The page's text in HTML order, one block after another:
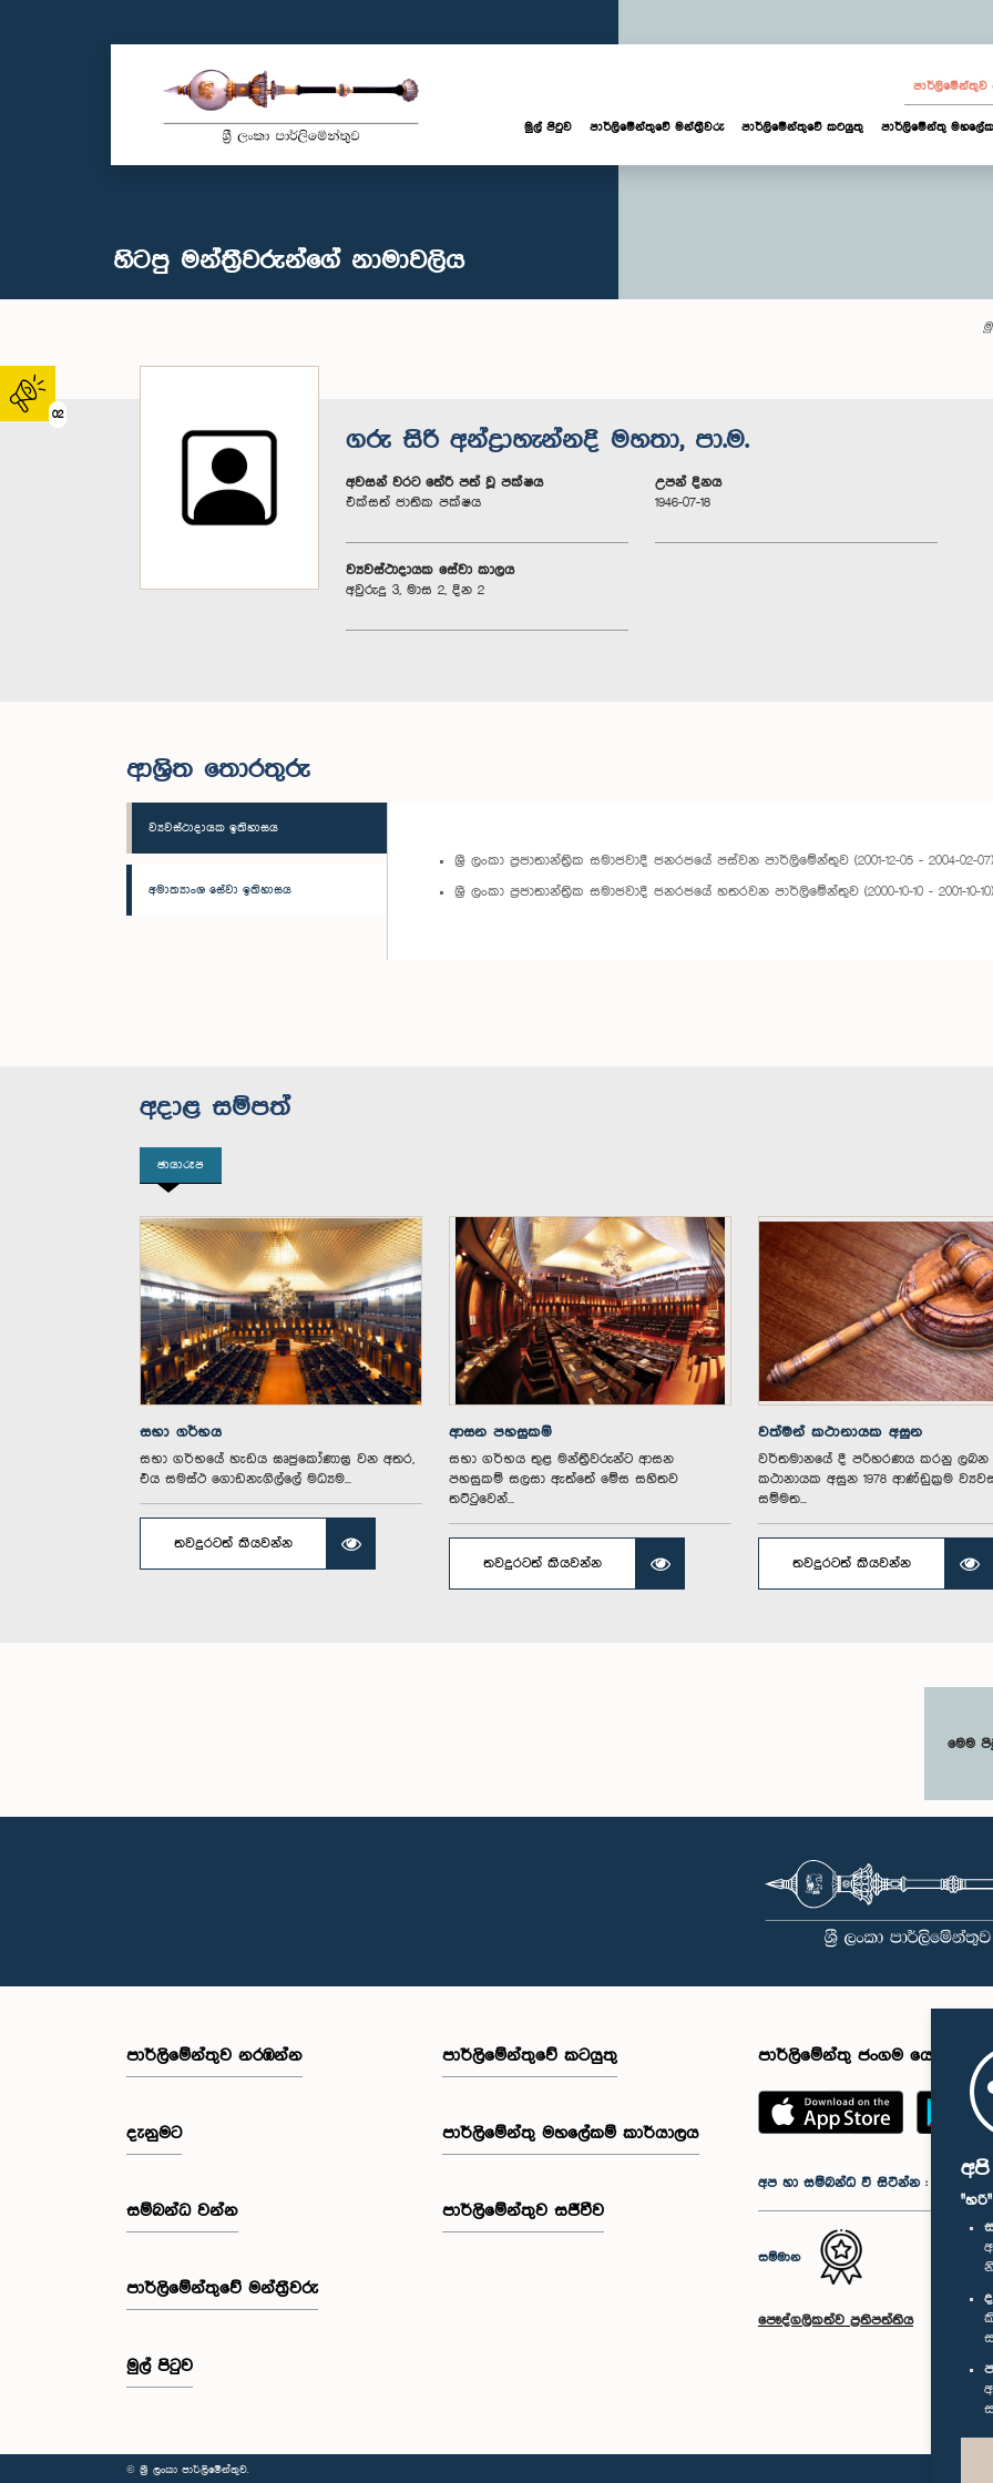
02
පාර්ලි‌මේන්තුව
මුල් පිටුව පාර්ලි‌මේන්තුවේ මන්ත්‍රීවරු පාර්ලිමේන්තුවේ කටයුතු පාර්ලිමේන්තු
හිටපු මන්ත්‍රීවරුන්ගේ නාමාවලිය
ගරු සිරි අන්ද්‍රාහැන්නදි මහතා, පා.ම.
අවසන් වරට තේරී පත් වූ පක්ෂය
එක්සත් ජාතික පක්ෂය
උපන් දිනය
1946-07-18
ව්‍යවස්ථාදායක සේවා කාලය
අවුරුදු 3, මාස 2, දින 2
ආශ්‍රිත තොරතුරු
ව්‍යවස්ථාදායක ඉතිහාසය
අමාත්‍යාංශ සේවා ඉතිහාසය
ශ්‍රී ලංකා ප්‍රජාතාන්ත්‍රික සමාජවාදී ජනරජයේ පස්වන පාර්ලිමේන්තුව (2001-12-05 - 2004-02-07)
ශ්‍රී ලංකා ප්‍රජාතාන්ත්‍රික සමාජවාදී ජනරජයේ හතරවන පාර්ලිමේන්තුව (2000-10-10 - 2001-10-10)
අදාළ සම්පත්
ඡායාරූප
සභා ගර්භය
සභා ගර්භ‌යේ හැඩය ඝෘජු‌‌කෝණාඝ්‍ර වන අතර,
එය සමස්ථ ‌ගොඩනැගිල්‌ලේ මධ්‍යම...
තවදුරටත් කියවන්න
ආසන පහසුකම්
සභා ගර්භය තුළ මන්ත්‍රීවරුන්ට ආසන
පහසුකම් සලසා ඇත්‌තේ ‌මේස සහිතව
තට්ටු‌වෙන්...
තවදුරටත් කියවන්න
වත්මන් කථානායක අසුන
වර්තමානයේ දී පරිහරණය කරනු ලබන
කථානායක අසුන 1978 ආණ්ඩුක්‍රම
සම්මත...
තවදුරටත් කියවන්න
මෙම
පාර්ලි‌මේන්තුව නරඹන්න
දැනුමට
සම්බන්ධ වන්න
පාර්ලි‌මේන්තුවේ මන්ත්‍රීවරු
මුල් පිටුව
පාර්ලිමේන්තුවේ කටයුතු
පාර්ලිමේන්තු මහලේකම් කාර්යාලය
පාර්ලිමේන්තුව සජීවීව
පාර්ලිමේන්තු ජංගම යෙදුම
අප හා සම්බන්ධ වී සිටින්න :
සම්මාන
පෞද්ගලිකත්ව ප්‍රතිපත්තිය
© ශ්‍රී ලංකා පාර්ලි‌මේන්තුව.